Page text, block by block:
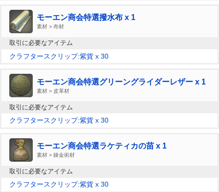
モーエン商会特選撥水布 x 1
素材 > 布材
取引に必要なアイテム
クラフタースクリップ:紫貨 x 30
モーエン商会特選グリーングライダーレザー x 1
素材 > 皮革材
取引に必要なアイテム
クラフタースクリップ:紫貨 x 30
モーエン商会特選ラケティカの苗 x 1
素材 > 錬金術材
取引に必要なアイテム
クラフタースクリップ:紫貨 x 30